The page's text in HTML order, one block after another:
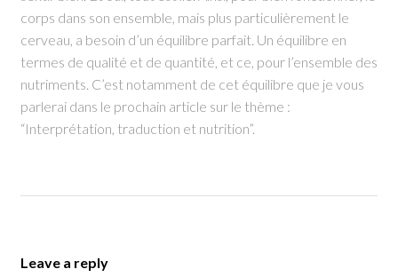
corps dans son ensemble, mais plus particulièrement le
cerveau, a besoin d’un équilibre parfait. Un équilibre en
termes de qualité et de quantité, et ce, pour l’ensemble des
nutriments. C’est notamment de cet équilibre que je vous
parlerai dans le prochain article sur le thème :
“Interprétation, traduction et nutrition”.
Leave a reply